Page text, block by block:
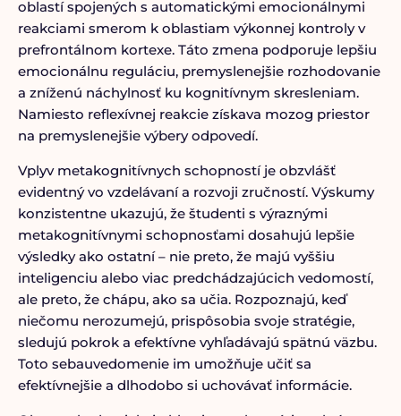
oblastí spojených s automatickými emocionálnymi
reakciami smerom k oblastiam výkonnej kontroly v
prefrontálnom kortexe. Táto zmena podporuje lepšiu
emocionálnu reguláciu, premyslenejšie rozhodovanie
a zníženú náchylnosť ku kognitívnym skresleniam.
Namiesto reflexívnej reakcie získava mozog priestor
na premyslenejšie výbery odpovedí.
Vplyv metakognitívnych schopností je obzvlášť
evidentný vo vzdelávaní a rozvoji zručností. Výskumy
konzistentne ukazujú, že študenti s výraznými
metakognitívnymi schopnosťami dosahujú lepšie
výsledky ako ostatní – nie preto, že majú vyššiu
inteligenciu alebo viac predchádzajúcich vedomostí,
ale preto, že chápu, ako sa učia. Rozpoznajú, keď
niečomu nerozumejú, prispôsobia svoje stratégie,
sledujú pokrok a efektívne vyhľadávajú spätnú väzbu.
Toto sebauvedomenie im umožňuje učiť sa
efektívnejšie a dlhodobo si uchovávať informácie.